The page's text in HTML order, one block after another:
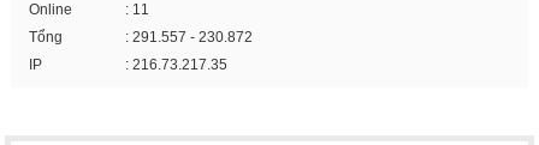
Online
: 11
Tổng
: 291.557 - 230.872
IP
: 216.73.217.35